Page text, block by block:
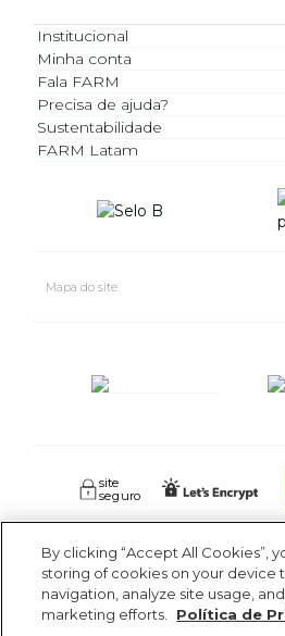
Institucional
Minha conta
Fala FARM
Precisa de ajuda?
Sustentabilidade
FARM Latam
FARM RIO CIDADE MARAVILHOSA
ROUPAS SA. - Av Coronel Phidias Tavora
Pavuna - Rio de Janeiro - RJ - CEP: 21535-
Mapa do site
site
seguro
By clicking “Accept All Cookies”,
storing of cookies on your device
navigation, analyze site usage,
marketing efforts.
Política de